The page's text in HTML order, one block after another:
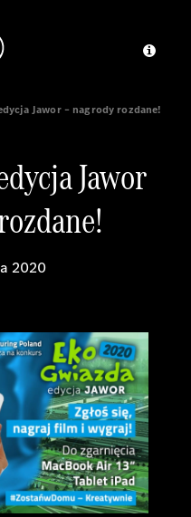
Jawor – nagrody rozdane!
Jawor
2020